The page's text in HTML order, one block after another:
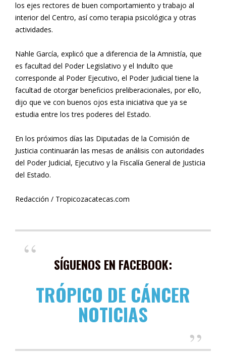
los ejes rectores de buen comportamiento y trabajo al
interior del Centro, así como terapia psicológica y otras
actividades.
Nahle García, explicó que a diferencia de la Amnistía, que
es facultad del Poder Legislativo y el Indulto que
corresponde al Poder Ejecutivo, el Poder Judicial tiene la
facultad de otorgar beneficios preliberacionales, por ello,
dijo que ve con buenos ojos esta iniciativa que ya se
estudia entre los tres poderes del Estado.
En los próximos días las Diputadas de la Comisión de
Justicia continuarán las mesas de análisis con autoridades
del Poder Judicial, Ejecutivo y la Fiscalía General de Justicia
del Estado.
Redacción / Tropicozacatecas.com
SÍGUENOS EN FACEBOOK:
TRÓPICO DE CÁNCER
NOTICIAS